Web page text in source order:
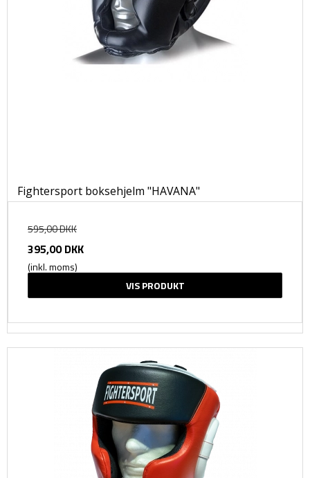
Fightersport boksehjelm "HAVANA"
595,00 DKK
395,00 DKK
(inkl. moms)
VIS PRODUKT